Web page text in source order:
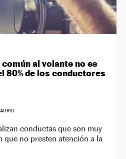
al volante no es
80% de los conductores
conductas que son muy
que no presten atención a la